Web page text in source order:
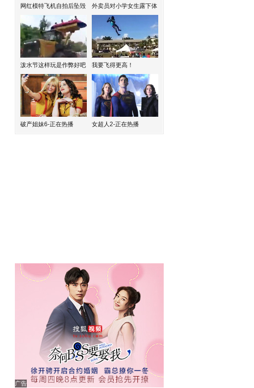
网红模特飞机自拍后坠毁 外卖员对小学女生露下体
泼水节这样玩是作弊好吧 我要飞得更高！
破产姐妹6-正在热播 女超人2-正在热播
广告